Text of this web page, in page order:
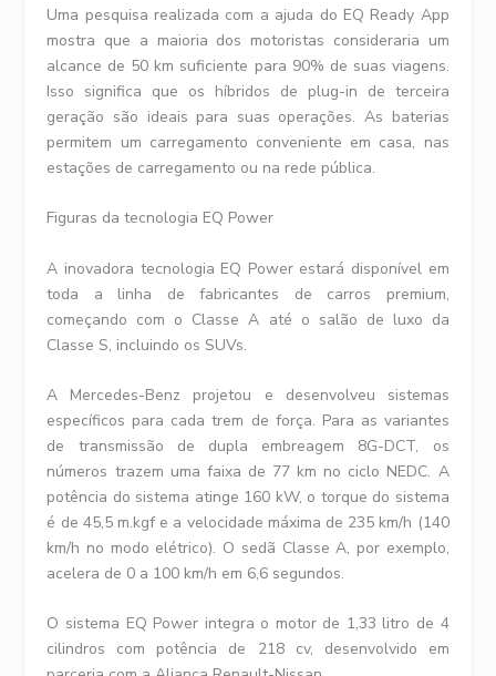
Uma pesquisa realizada com a ajuda do EQ Ready App
mostra que a maioria dos motoristas consideraria um
alcance de 50 km suficiente para 90% de suas viagens.
Isso significa que os híbridos de plug-in de terceira
geração são ideais para suas operações. As baterias
permitem um carregamento conveniente em casa, nas
estações de carregamento ou na rede pública.
Figuras da tecnologia EQ Power
A inovadora tecnologia EQ Power estará disponível em
toda a linha de fabricantes de carros premium,
começando com o Classe A até o salão de luxo da
Classe S, incluindo os SUVs.
A Mercedes-Benz projetou e desenvolveu sistemas
específicos para cada trem de força. Para as variantes
de transmissão de dupla embreagem 8G-DCT, os
números trazem uma faixa de 77 km no ciclo NEDC. A
potência do sistema atinge 160 kW, o torque do sistema
é de 45,5 m.kgf e a velocidade máxima de 235 km/h (140
km/h no modo elétrico). O sedã Classe A, por exemplo,
acelera de 0 a 100 km/h em 6,6 segundos.
O sistema EQ Power integra o motor de 1,33 litro de 4
cilindros com potência de 218 cv, desenvolvido em